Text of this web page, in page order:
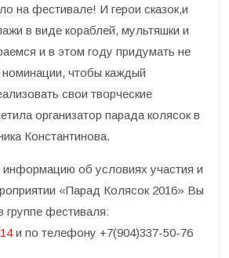
на фестивале! И герои сказок,и
в виде кораблей, мультяшки и
и в этом году придумать не
чтобы каждый
свои творческие
организатор парада колясок в
Константинова.
об условиях участия и
«Парад Колясок 2016» Вы
группе фестиваля:
и по телефону +7(904)337-50-76